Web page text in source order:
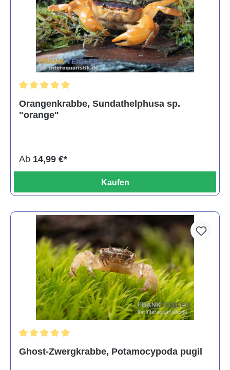
Orangenkrabbe, Sundathelphusa sp.
"orange"
Ab 14,99 €*
Kaufen
Ghost-Zwergkrabbe, Potamocypoda pugil